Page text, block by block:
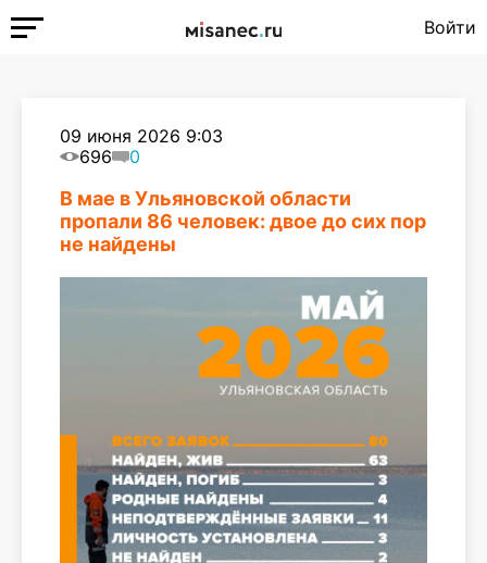
Войти
09 июня 2026 9:03
696
0
В мае в Ульяновской области
пропали 86 человек: двое до сих пор
не найдены